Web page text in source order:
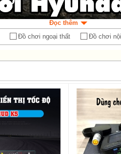
Đọc thêm
Đồ chơi ngoại thất Đồ chơi